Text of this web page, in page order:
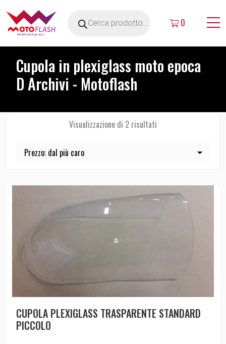
0
Cupola in plexiglass moto epoca
D Archivi - Motoflash
Visualizzazione di 2 risultati
CUPOLA PLEXIGLASS TRASPARENTE STANDARD
PICCOLO